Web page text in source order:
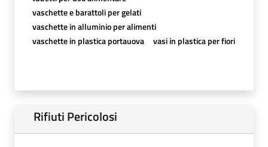
vaschette e barattoli per gelati
vaschette in alluminio per alimenti
vaschette in plastica portauova
vasi in plastica per fiori
Rifiuti Pericolosi